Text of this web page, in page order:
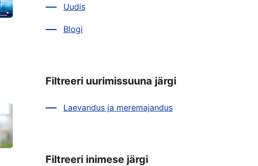
Uudis
Blogi
Filtreeri uurimissuuna järgi
Laevandus ja meremajandus
Filtreeri inimese järgi